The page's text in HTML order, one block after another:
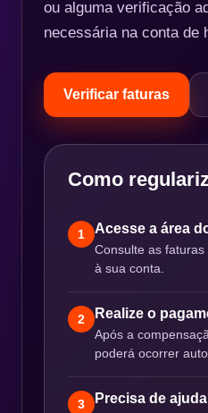
ou alguma verificação
necessária na conta de
Verificar faturas
Como
1 Acesse a área
Consulte as
à sua conta.
2 Realize o
Após a
poderá ocorrer
3 Precisa de